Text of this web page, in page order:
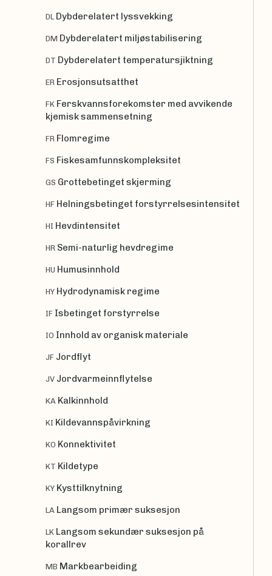
DL Dybderelatert lyssvekking
DM Dybderelatert miljøstabilisering
DT Dybderelatert temperatursjiktning
ER Erosjonsutsatthet
FK Ferskvannsforekomster med avvikende
kjemisk sammensetning
FR Flomregime
FS Fiskesamfunnskompleksitet
GS Grottebetinget skjerming
HF Helningsbetinget forstyrrelsesintensitet
HI Hevdintensitet
HR Semi-naturlig hevdregime
HU Humusinnhold
HY Hydrodynamisk regime
IF Isbetinget forstyrrelse
IO Innhold av organisk materiale
JF Jordflyt
JV Jordvarmeinnflytelse
KA Kalkinnhold
KI Kildevannspåvirkning
KO Konnektivitet
KT Kildetype
KY Kysttilknytning
LA Langsom primær suksesjon
LK Langsom sekundær suksesjon på
korallrev
MB Markbearbeiding